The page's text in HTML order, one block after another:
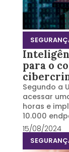
para o
Segundo a
acessar
horas e
10.000
15/08/2024